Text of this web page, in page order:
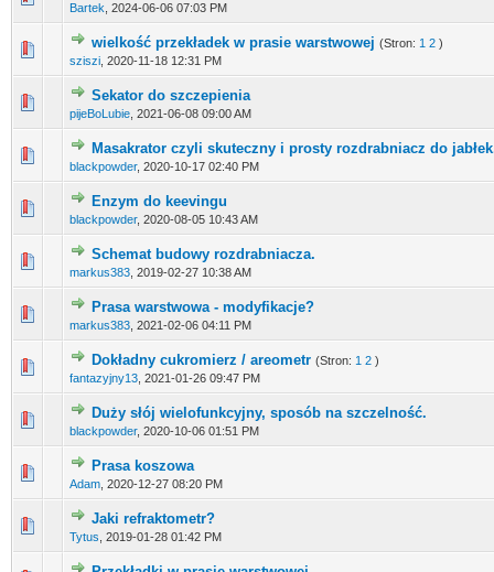
Bartek 2024-06-06 07:03 PM
wielkość przekładek w prasie warstwowej (Stron: 1 2 )
sziszi 2020-11-18 12:31 PM
Sekator do szczepienia
pijeBoLubie 2021-06-08 09:00 AM
Masakrator czyli skuteczny i prosty rozdrabniacz do
blackpowder, 2020-10-17 02:40 PM
Enzym do keevingu
blackpowder, 2020-08-05 10:43 AM
Schemat budowy rozdrabniacza.
markus383 2019-02-27 10:38 AM
Prasa warstwowa - modyfikacje?
markus383 2021-02-06 04:11 PM
Dokładny cukromierz / areometr (Stron: 1 2 )
fantazyjny13 2021-01-26 09:47 PM
Duży słój wielofunkcyjny, sposób na szczelność.
blackpowder, 2020-10-06 01:51 PM
Prasa koszowa
Adam 2020-12-27 08:20 PM
Jaki refraktometr?
Tytus 2019-01-28 01:42 PM